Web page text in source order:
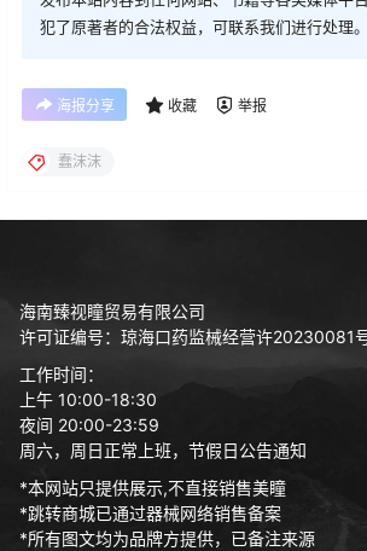
犯了原著者的合法权益，可联系我们进行处理。
海报分享 收藏 举报
蠢沫沫
海南臻视瞳贸易有限公司
许可证编号：琼海口药监械经营许20230081
工作时间：
上午 10:00-18:30
夜间 20:00-23:59
周六，周日正常上班，节假日公告通知
*本网站只提供展示,不直接销售美瞳
*跳转商城已通过器械网络销售备案
*所有图文均为品牌方提供，已备注来源